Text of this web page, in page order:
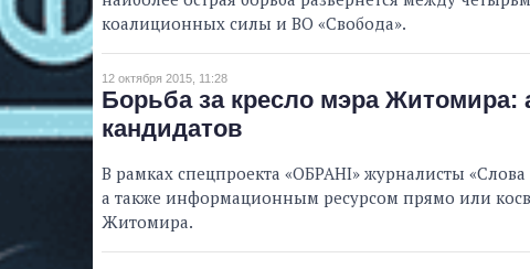
коалиционных силы и ВО «Свобода».
12 октября 2015, 11:28
Борьба за кресло мэра Житомира:
кандидатов
В рамках спецпроекта «ОБРАНІ» журналисты
а также информационным ресурсом прямо или
Житомира.